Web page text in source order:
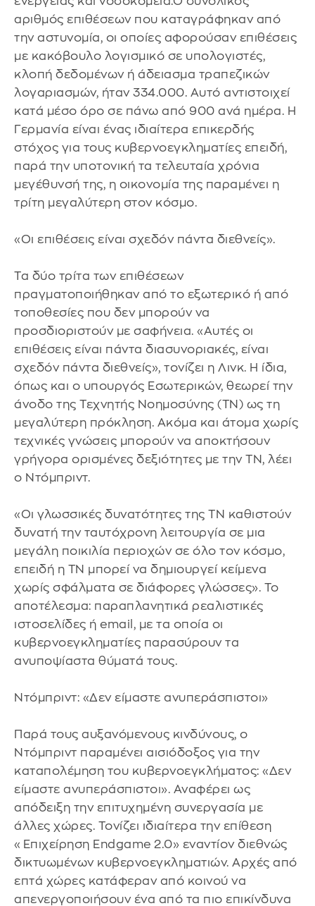
αριθμός επιθέσεων που καταγράφηκαν από
την αστυνομία, οι οποίες αφορούσαν επιθέσεις
με κακόβουλο λογισμικό σε υπολογιστές,
κλοπή δεδομένων ή άδειασμα τραπεζικών
λογαριασμών, ήταν 334.000. Αυτό αντιστοιχεί
κατά μέσο όρο σε πάνω από 900 ανά ημέρα. Η
Γερμανία είναι ένας ιδιαίτερα επικερδής
στόχος για τους κυβερνοεγκληματίες επειδή,
παρά την υποτονική τα τελευταία χρόνια
μεγέθυνσή της, η οικονομία της παραμένει η
τρίτη μεγαλύτερη στον κόσμο.
«Οι επιθέσεις είναι σχεδόν πάντα διεθνείς».
Τα δύο τρίτα των επιθέσεων
πραγματοποιήθηκαν από το εξωτερικό ή από
τοποθεσίες που δεν μπορούν να
προσδιοριστούν με σαφήνεια. «Αυτές οι
επιθέσεις είναι πάντα διασυνοριακές, είναι
σχεδόν πάντα διεθνείς», τονίζει η Λινκ. Η ίδια,
όπως και ο υπουργός Εσωτερικών, θεωρεί την
άνοδο της Τεχνητής Νοημοσύνης (ΤΝ) ως τη
μεγαλύτερη πρόκληση. Ακόμα και άτομα χωρίς
τεχνικές γνώσεις μπορούν να αποκτήσουν
γρήγορα ορισμένες δεξιότητες με την ΤΝ, λέει
ο Ντόμπριντ.
«Οι γλωσσικές δυνατότητες της ΤΝ καθιστούν
δυνατή την ταυτόχρονη λειτουργία σε μια
μεγάλη ποικιλία περιοχών σε όλο τον κόσμο,
επειδή η ΤΝ μπορεί να δημιουργεί κείμενα
χωρίς σφάλματα σε διάφορες γλώσσες». Το
αποτέλεσμα: παραπλανητικά ρεαλιστικές
ιστοσελίδες ή email, με τα οποία οι
κυβερνοεγκληματίες παρασύρουν τα
ανυποψίαστα θύματά τους.
Ντόμπριντ: «Δεν είμαστε ανυπεράσπιστοι»
Παρά τους αυξανόμενους κινδύνους, ο
Ντόμπριντ παραμένει αισιόδοξος για την
καταπολέμηση του κυβερνοεγκλήματος: «Δεν
είμαστε ανυπεράσπιστοι». Αναφέρει ως
απόδειξη την επιτυχημένη συνεργασία με
άλλες χώρες. Τονίζει ιδιαίτερα την επίθεση
«Επιχείρηση Endgame 2.0» εναντίον διεθνώς
δικτυωμένων κυβερνοεγκληματιών. Αρχές από
επτά χώρες κατάφεραν από κοινού να
απενεργοποιήσουν ένα από τα πιο επικίνδυνα